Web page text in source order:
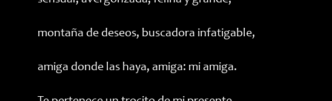
montaña de deseos, buscadora infatigable,
amiga donde las haya, amiga: mi amiga.